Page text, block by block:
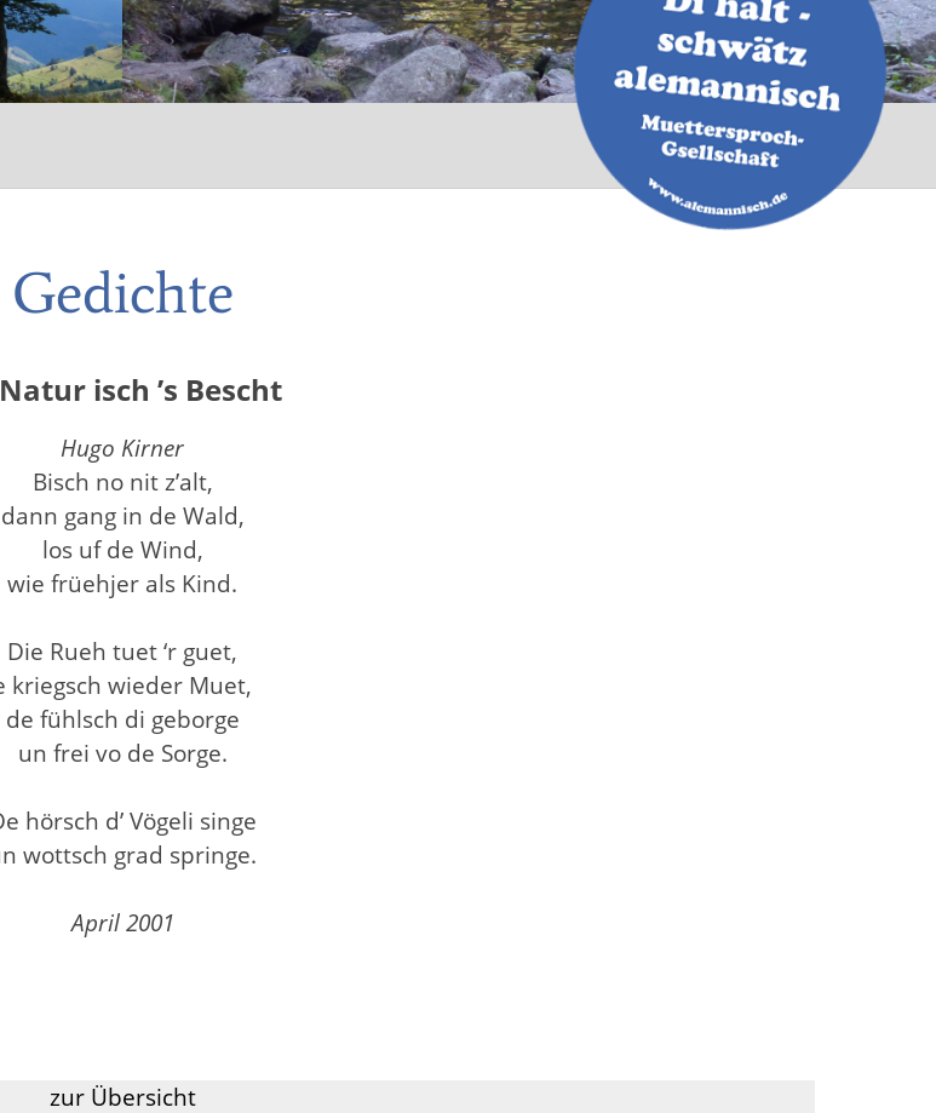
Gedichte
Natur isch ’s Bescht
Hugo Kirner
Bisch no nit z’alt,
dann gang in de Wald,
los uf de Wind,
wie früehjer als Kind.
Die Rueh tuet ‘r guet,
kriegsch wieder Muet,
de fühlsch di geborge
un frei vo de Sorge.
hörsch d’ Vögeli singe
wottsch grad springe.
April 2001
zur Übersicht